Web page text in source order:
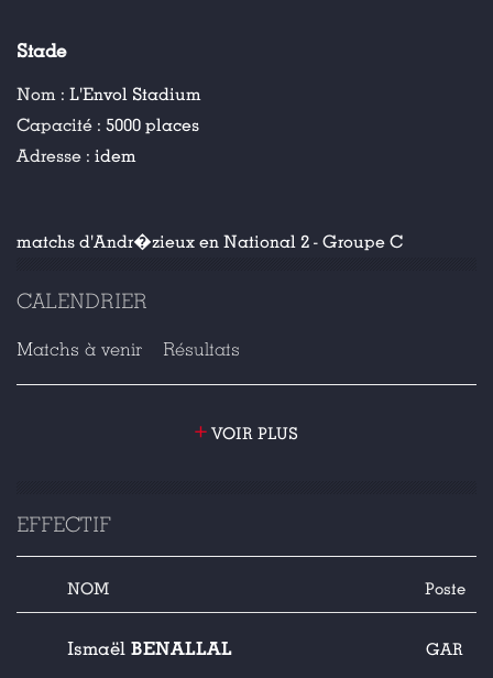
Stade
Nom : L'Envol Stadium
Capacité : 5000 places
Adresse : idem
matchs d'Andr�zieux en National 2 - Groupe C
CALENDRIER
Matchs à venir Résultats
+ VOIR PLUS
EFFECTIF
NOM Poste
Ismaël BENALLAL GAR